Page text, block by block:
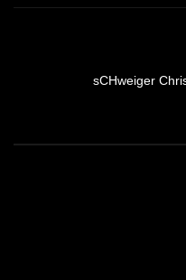
sCHweiger